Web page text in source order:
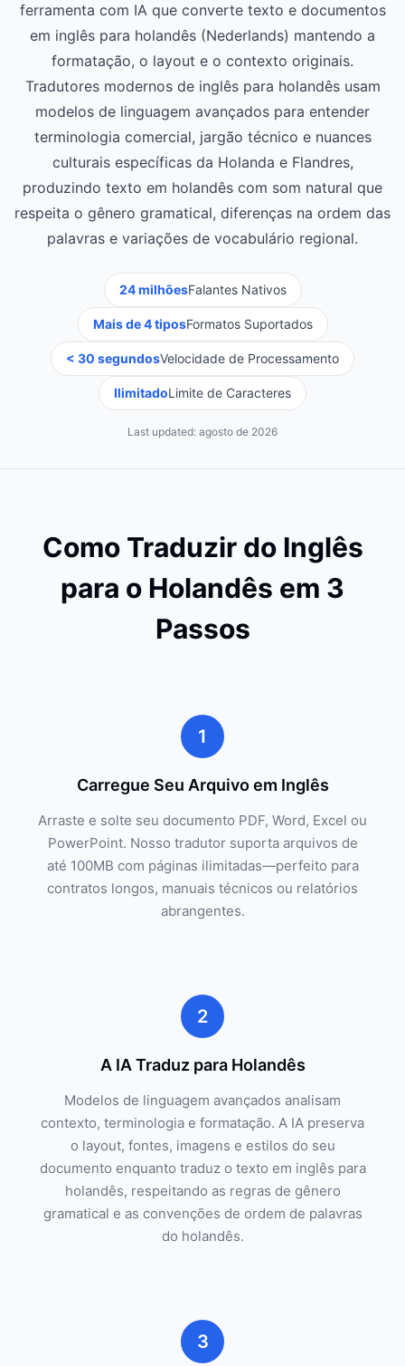
ferramenta com IA que converte texto e documentos
em inglês para holandês (Nederlands) mantendo a
formatação, o layout e o contexto originais.
Tradutores modernos de inglês para holandês usam
modelos de linguagem avançados para entender
terminologia comercial, jargão técnico e nuances
culturais específicas da Holanda e Flandres,
produzindo texto em holandês com som natural que
respeita o gênero gramatical, diferenças na ordem das
palavras e variações de vocabulário regional.
24 milhõesFalantes Nativos
Mais de 4 tiposFormatos Suportados
< 30 segundosVelocidade de Processamento
IlimitadoLimite de Caracteres
Last updated: agosto de 2026
Como Traduzir do Inglês
para o Holandês em 3
Passos
1
Carregue Seu Arquivo em Inglês
Arraste e solte seu documento PDF, Word, Excel ou
PowerPoint. Nosso tradutor suporta arquivos de
até 100MB com páginas ilimitadas—perfeito para
contratos longos, manuais técnicos ou relatórios
abrangentes.
2
A IA Traduz para Holandês
Modelos de linguagem avançados analisam
contexto, terminologia e formatação. A IA preserva
o layout, fontes, imagens e estilos do seu
documento enquanto traduz o texto em inglês para
holandês, respeitando as regras de gênero
gramatical e as convenções de ordem de palavras
do holandês.
3